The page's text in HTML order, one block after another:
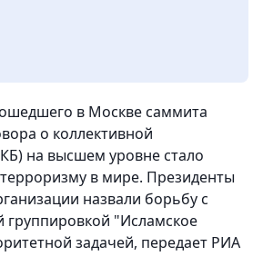
в Москве саммита
о коллективной
на высшем уровне стало
в мире. Президенты
назвали борьбу с
группировкой "Исламское
задачей, передает РИА